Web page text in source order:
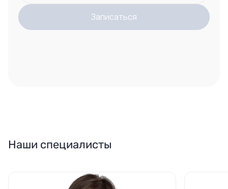
Записаться
Наши специалисты